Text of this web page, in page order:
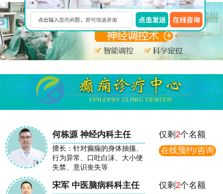
何栋源 神经内科主任
擅长：针对癫痫的身体抽搐、
行为异常、口吐白沫、大小便
失禁、意识丧失等
仅剩 2个名额
在线预约/咨询
宋军 中医脑病科科主任 仅剩 2个名额